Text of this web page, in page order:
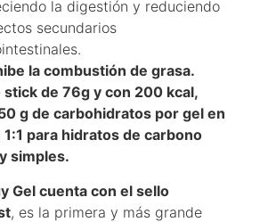
la digestión y reduciendo
secundarios
la combustión de grasa.
stick de 76g y con 200 kcal,
g de carbohidratos por gel en
para hidratos de carbono
simples.
Gel cuenta con el sello
, es la primera y más grande